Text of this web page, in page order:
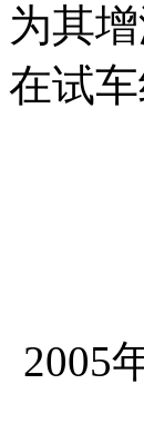
为其
在试
2005